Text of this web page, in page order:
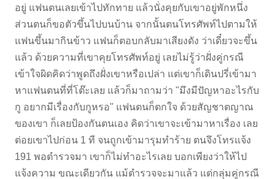
อยู่ แฟนตนเลยเข้าไปทักทาย แล้วนั่งคุยกับเขาอยู่พักหนึ่ง
ส่วนตนก็ขอตัวขึ้นไปบนบ้าน จากนั้นตนโทรศัพท์ไปตามให้
แฟนขึ้นมากินข้าว แฟนก็ตอบกลับมาเสียงดัง ว่าเดี๋ยวจะขึ้น
แล้ว ด้วยความที่เขาคุยโทรศัพท์อยู่ เลยไม่รู้ว่าฝั่งคู่กรณี
เข้าใจผิดคิดว่าพูดถึงฝั่งเขาหรือเปล่า แต่เขาก็เดินปรี่เข้ามา
หาแฟนตนที่ที่โต๊ะเลย แล้วก็มาถามว่า "มึงมีปัญหาอะไรกับ
กู อยากมีเรื่องกับกูหรอ" แฟนตนก็ตกใจ ด้วยสัญชาตญาณ
ของเขา ก็เลยป้องกันตนเอง คิดว่าเขาจะเข้ามาหาเรื่อง เลย
ต่อยเขาไปก่อน 1 ที จนถูกเข้ามารุมทำร้าย ตนจึงโทรแจ้ง
191 พอตำรวจมา เขาก็ไม่ทำอะไรเลย บอกเพียงว่าให้ไป
แจ้งความ ขณะเดียวกัน แม้ตำรวจจะมาแล้ว แต่กลุ่มคู่กรณี